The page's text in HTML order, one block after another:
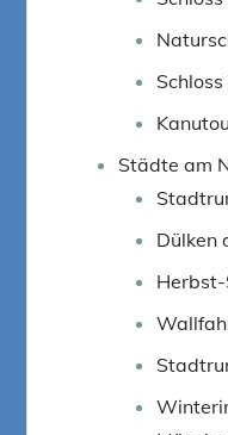
Städte am
Dülken